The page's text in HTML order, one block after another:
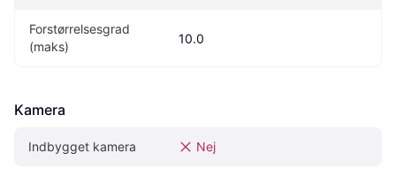
Forstørrelsesgrad
(maks)
10.0
Kamera
Indbygget kamera Nej